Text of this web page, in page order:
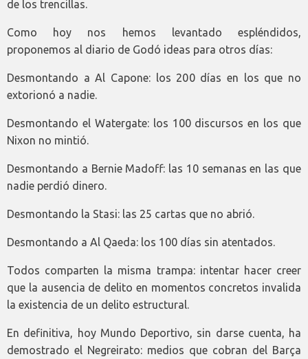
de los trencillas.
Como hoy nos hemos levantado espléndidos,
proponemos al diario de Godó ideas para otros días:
Desmontando a Al Capone: los 200 días en los que no
extorionó a nadie.
Desmontando el Watergate: los 100 discursos en los que
Nixon no mintió.
Desmontando a Bernie Madoff: las 10 semanas en las que
nadie perdió dinero.
Desmontando la Stasi: las 25 cartas que no abrió.
Desmontando a Al Qaeda: los 100 días sin atentados.
Todos comparten la misma trampa: intentar hacer creer
que la ausencia de delito en momentos concretos invalida
la existencia de un delito estructural.
En definitiva, hoy Mundo Deportivo, sin darse cuenta, ha
demostrado el Negreirato: medios que cobran del Barça